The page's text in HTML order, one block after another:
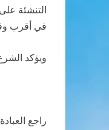
التنشئة
في أقرب
ويؤكد
راجع العبادة